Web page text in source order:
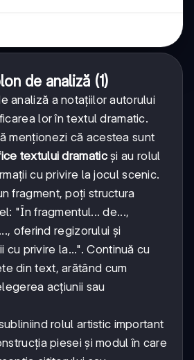
de analiză (1)
analiză a notațiilor autorului
lor în textul dramatic.
menționezi că acestea sunt
textului dramaticși au rolul
cu privire la jocul scenic.
fragment, poți structura
"În fragmentul... de...,
oferind regizorului și
cu privire la...". Continuă cu
din text, arătând cum
acțiunii sau
rolul artistic important
piesei și modul în care